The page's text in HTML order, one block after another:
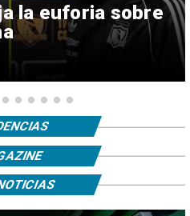
la euforia sobre